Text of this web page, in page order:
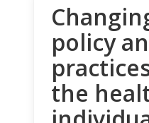
policy
the